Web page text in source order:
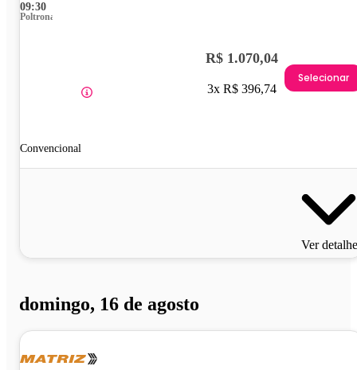
09:30
Poltrona
Convencional
R$ 1.070,04
3x R$ 396,74
Selecionar
Ver
domingo, 16 de agosto